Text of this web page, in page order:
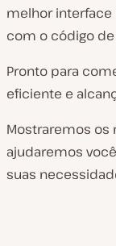
melhor interface
com o código
Pronto para
eficiente e
Mostraremos os
ajudaremos
suas